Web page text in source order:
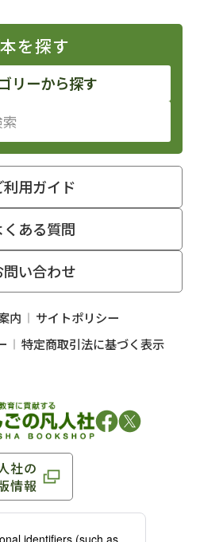
社の
情報
区平河町 1-3-13 8F
本を探す
リーから探す
利用ガイド
くある質問
問い合わせ
内
サイトポリシー
特定商取引法に基づく表示